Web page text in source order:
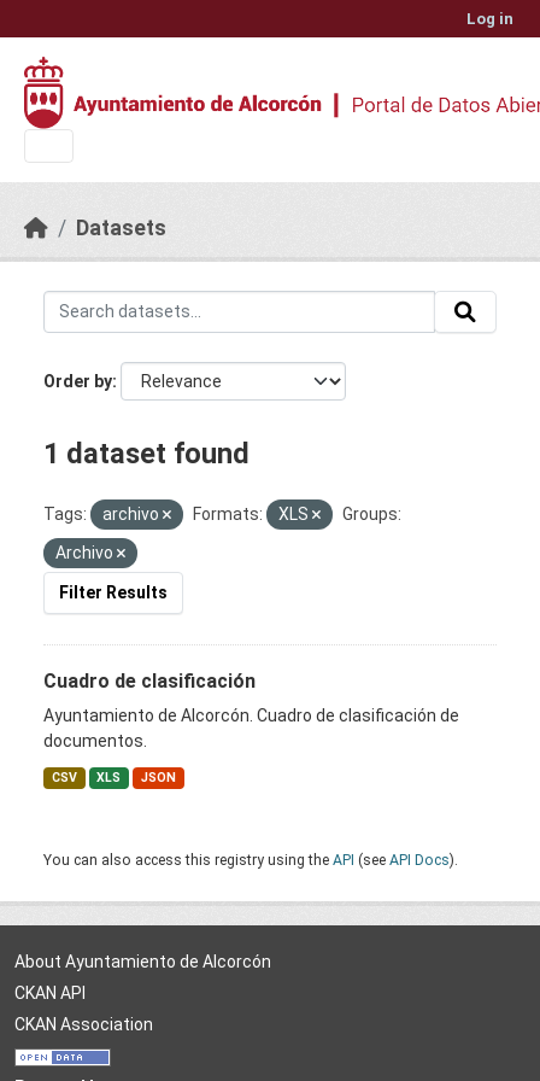
Log in
Datasets
Order by
1 dataset found
Tags: archivo Formats: XLS
Groups:
Archivo
Filter Results
Cuadro de clasificación
Ayuntamiento de Alcorcón. Cuadro de clasificación de
documentos.
CSV XLS JSON
You can also access this registry using the API (see API Docs).
About Ayuntamiento de Alcorcón
CKAN API
CKAN Association